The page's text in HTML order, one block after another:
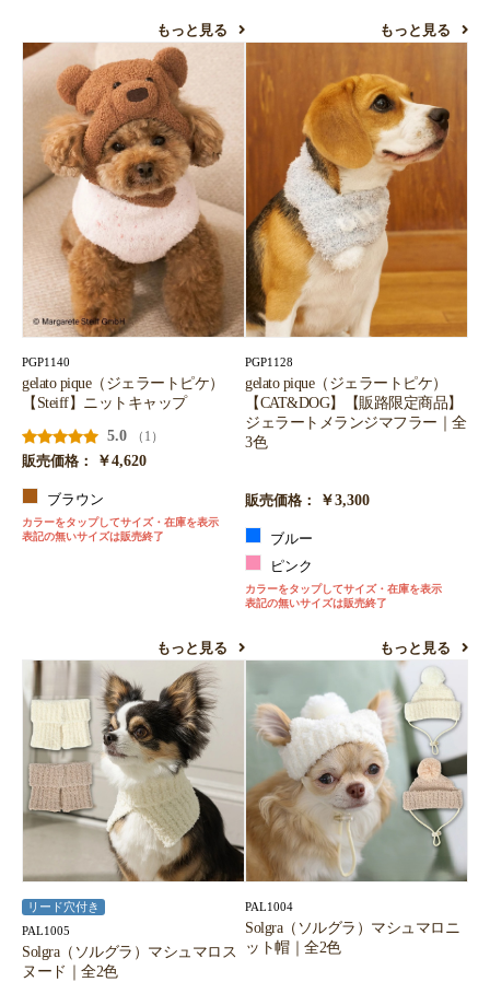
もっと見る もっと見る
PGP1140
gelato pique（ジェラートピケ）
【Steiff】ニットキャップ
5.0
（1）
販売価格：
￥4,620
ブラウン
カラーをタップしてサイズ・在庫を表示
表記の無いサイズは販売終了
もっと見る
PGP1128
gelato pique（ジェラートピケ）
【CAT&DOG】【販路限定商品】
ジェラートメランジマフラー｜全
3色
販売価格： ￥3,300
ブルー
ピンク
カラーをタップしてサイズ・在庫を表示
表記の無いサイズは販売終了
もっと見る
リード穴付き
PAL1005
Solgra（ソルグラ）マシュマロス
ヌード｜全2色
PAL1004
Solgra（ソルグラ）マシュマロニ
ット帽｜全2色